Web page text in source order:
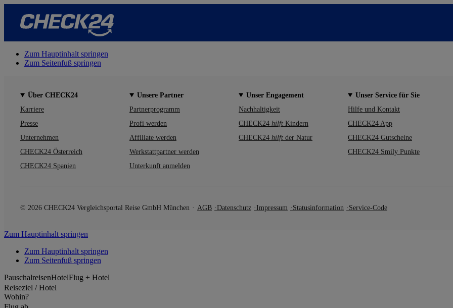
Zum Hauptinhalt springen
Zum Seitenfuß springen
Über CHECK24
Karriere
Presse
Unternehmen
CHECK24 Österreich
CHECK24 Spanien
Unsere Partner
Partnerprogramm
Profi werden
Affiliate werden
Werkstattpartner werden
Unterkunft anmelden
Unser Engagement
Nachhaltigkeit
CHECK24 hilft Kindern
CHECK24 hilft der Natur
Unser Service für Sie
Hilfe und Kontakt
CHECK24 App
CHECK24 Gutscheine
CHECK24 Smily Punkte
© 2026 CHECK24 Vergleichsportal Reise GmbH München AGB Datenschutz Impressum Statusinformation Service-Code
Zum Hauptinhalt springen
Zum Hauptinhalt springen
Zum Seitenfuß springen
PauschalreisenHotelFlug + Hotel
Reiseziel / Hotel
Wohin?